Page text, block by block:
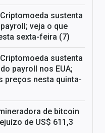
sustenta
veja o que
sexta-feira (7)
sustenta
payroll nos EUA;
preços nesta quinta-
de bitcoin
de US$ 611,3